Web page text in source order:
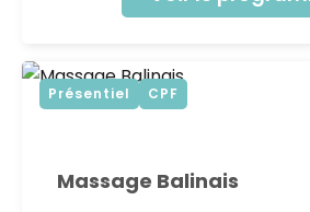
Présentiel CPF
Massage Balinais